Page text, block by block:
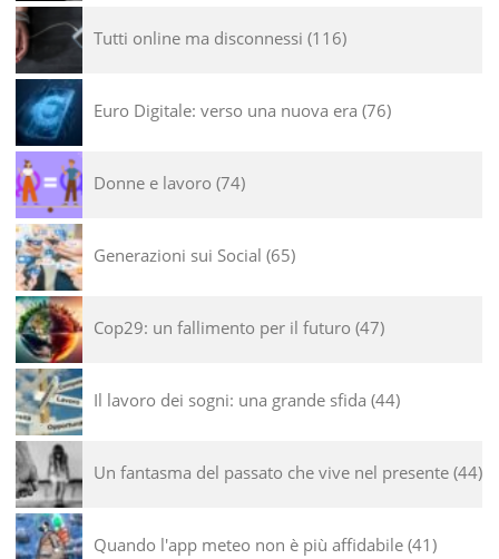
Tutti online ma disconnessi 116
Euro Digitale: verso una nuova era 76
Donne e lavoro 74
Generazioni sui Social 65
Cop29: un fallimento per il futuro 47
Il lavoro dei sogni: una grande sfida 44
Un fantasma del passato che vive nel presente 44
Quando l'app meteo non è più affidabile 41